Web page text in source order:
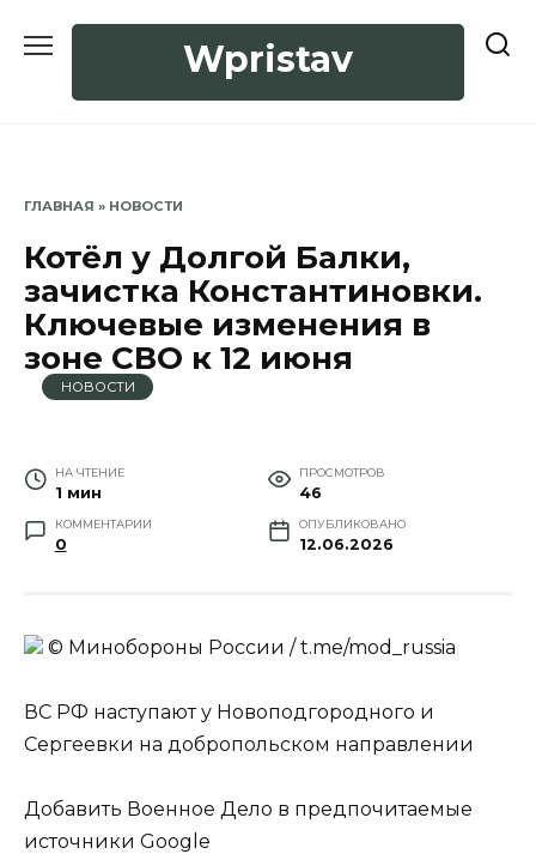
Wpristav
ГЛАВНАЯ » НОВОСТИ
Котёл у Долгой Балки,
зачистка Константиновки.
Ключевые изменения в
зоне СВО к 12 июня
НОВОСТИ
НА ЧТЕНИЕ
1 мин
ПРОСМОТРОВ
46
КОММЕНТАРИИ
0
ОПУБЛИКОВАНО
12.06.2026
© Минобороны России / t.me/mod_russia
ВС РФ наступают у Новоподгородного и
Сергеевки на добропольском направлении
Добавить Военное Дело в предпочитаемые
источники Google